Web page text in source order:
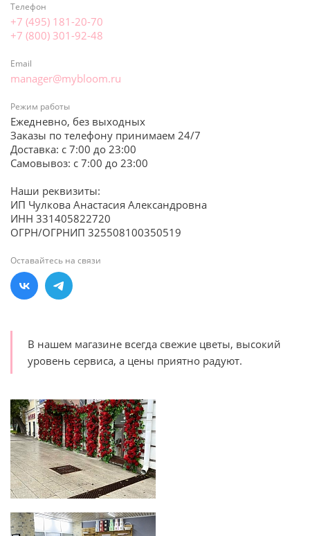
Телефон
+7 (495) 181-20-70
+7 (800) 301-92-48
Email
manager@mybloom.ru
Режим работы
Ежедневно, без выходных
Заказы по телефону принимаем 24/7
Доставка: с 7:00 до 23:00
Самовывоз: с 7:00 до 23:00
Наши реквизиты:
ИП Чулкова Анастасия Александровна
ИНН 331405822720
ОГРН/ОГРНИП 325508100350519
Оставайтесь на связи
В нашем магазине всегда свежие цветы, высокий
уровень сервиса, а цены приятно радуют.